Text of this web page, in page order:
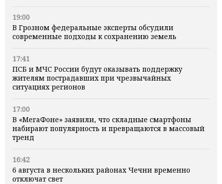
19:00
В Грозном федеральные эксперты обсудили
современные подходы к сохранению земель
17:41
ПСБ и МЧС России будут оказывать поддержку
жителям пострадавших при чрезвычайных
ситуациях регионов
17:00
В «МегаФоне» заявили, что складные смартфоны
набирают популярность и превращаются в массовый
тренд
16:42
6 августа в нескольких районах Чечни временно
отключат свет